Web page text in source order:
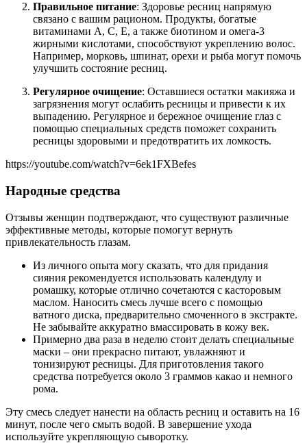
Правильное питание: Здоровье ресниц напрямую
связано с вашим рационом. Продукты, богатые
витаминами A, C, E, а также биотином и омега-3
жирными кислотами, способствуют укреплению волос.
Например, морковь, шпинат, орехи и рыба могут помочь
улучшить состояние ресниц.
Регулярное очищение: Оставшиеся остатки макияжа и
загрязнения могут ослабить ресницы и привести к их
выпадению. Регулярное и бережное очищение глаз с
помощью специальных средств поможет сохранить
ресницы здоровыми и предотвратить их ломкость.
https://youtube.com/watch?v=6ek1FXBefes
Народные средства
Отзывы женщин подтверждают, что существуют различные
эффективные методы, которые помогут вернуть
привлекательность глазам.
Из личного опыта могу сказать, что для придания
сияния рекомендуется использовать календулу и
ромашку, которые отлично сочетаются с касторовым
маслом. Наносить смесь лучше всего с помощью
ватного диска, предварительно смоченного в экстракте.
Не забывайте аккуратно вмассировать в кожу век.
Примерно два раза в неделю стоит делать специальные
маски – они прекрасно питают, увлажняют и
тонизируют ресницы. Для приготовления такого
средства потребуется около 3 граммов какао и немного
рома.
Эту смесь следует нанести на область ресниц и оставить на 16
минут, после чего смыть водой. В завершение ухода
используйте укрепляющую сыворотку.